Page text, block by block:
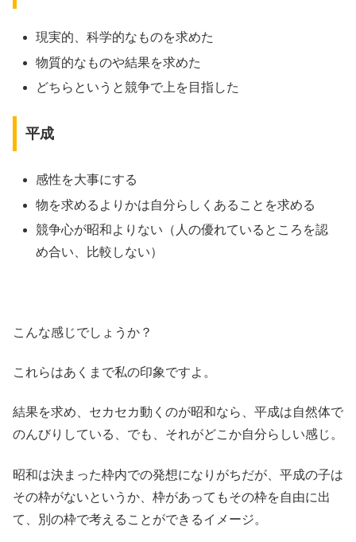
現実的、科学的なものを求めた
物質的なものや結果を求めた
どちらというと競争で上を目指した
平成
感性を大事にする
物を求めるよりかは自分らしくあることを求める
競争心が昭和よりない（人の優れているところを認
め合い、比較しない）
こんな感じでしょうか？
これらはあくまで私の印象ですよ。
結果を求め、セカセカ動くのが昭和なら、平成は自然体で
のんびりしている、でも、それがどこか自分らしい感じ。
昭和は決まった枠内での発想になりがちだが、平成の子は
その枠がないというか、枠があってもその枠を自由に出
て、別の枠で考えることができるイメージ。